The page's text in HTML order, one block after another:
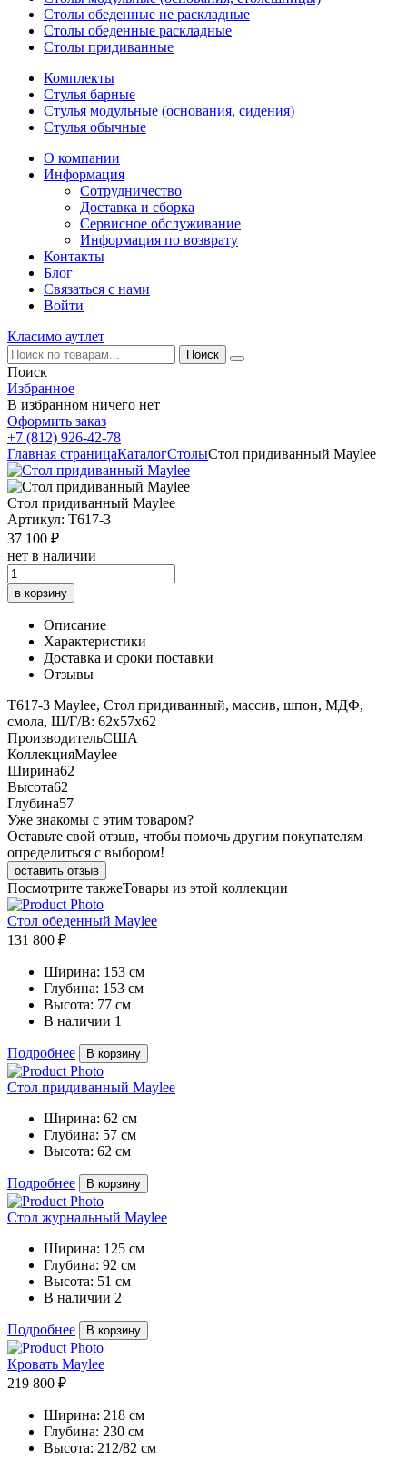
Столы обеденные не раскладные
Столы обеденные раскладные
Столы придиванные
Комплекты
Стулья барные
Стулья модульные (основания, сидения)
Стулья обычные
О компании
Информация
Сотрудничество
Доставка и сборка
Сервисное обслуживание
Информация по возврату
Контакты
Блог
Связаться с нами
Войти
Класимо аутлет
Поиск
Избранное
В избранном ничего нет
Оформить заказ
+7 (812) 926-42-78
Главная страницаКаталогСтолыСтол придиванный Maylee
Стол придиванный Maylee
Артикул: T617-3
37 100 ₽
нет в наличии
в корзину
Описание
Характеристики
Доставка и сроки поставки
Отзывы
T617-3 Maylee, Стол придиванный, массив, шпон, МДФ,
смола, Ш/Г/В: 62х57х62
ПроизводительСША
КоллекцияMaylee
Ширина62
Высота62
Глубина57
Уже знакомы с этим товаром?
Оставьте свой отзыв, чтобы помочь другим покупателям
определиться с выбором!
оставить отзыв
Посмотрите такжеТовары из этой коллекции
Стол обеденный Maylee
131 800 ₽
Ширина: 153 см
Глубина: 153 см
Высота: 77 см
В наличии 1
Подробнее В корзину
Стол придиванный Maylee
Ширина: 62 см
Глубина: 57 см
Высота: 62 см
Подробнее В корзину
Стол журнальный Maylee
Ширина: 125 см
Глубина: 92 см
Высота: 51 см
В наличии 2
Подробнее В корзину
Кровать Maylee
219 800 ₽
Ширина: 218 см
Глубина: 230 см
Высота: 212/82 см